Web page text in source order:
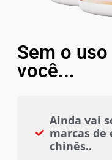
Sem o
você...
Ainda vai
marcas de
chinês..